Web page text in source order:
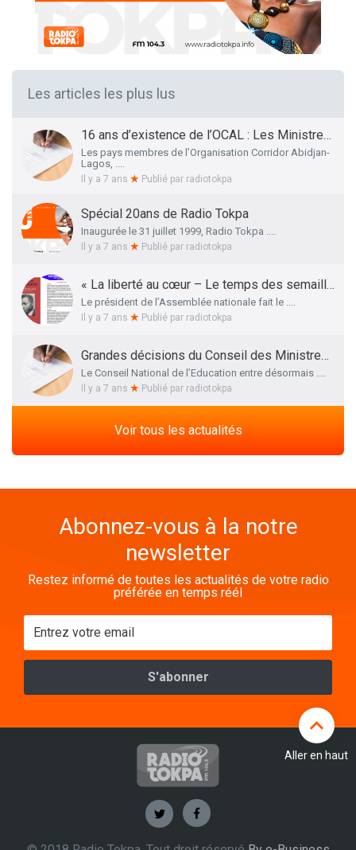
Les articles les plus lus
16 ans d’existence de l’OCAL : Les Ministres des Infrastructures et Transports et de la Santé présentent le bilan et les Perspectives
Les pays membres de l’Organisation Corridor Abidjan-
Lagos, ....
Il y a 7 ans Publié par radiotokpa
Spécial 20ans de Radio Tokpa
Inaugurée le 31 juillet 1999, Radio Tokpa ....
Il y a 7 ans Publié par radiotokpa
« La liberté au cœur – Le temps des semailles », l’essai autobiographique de Me Adrien HOUNGBEDJI rendu public
Le président de l’Assemblée nationale fait le ....
Il y a 7 ans Publié par radiotokpa
Grandes décisions du Conseil des Ministres de ce 27 Mars 2019 : La liste définitive des membres du Conseil National de l’Education dévoilée
Le Conseil National de l’Education entre désormais ....
Il y a 7 ans Publié par radiotokpa
Voir tous les actualités
Abonnez-vous à la notre
newsletter
Restez informé de toutes les actualités de votre radio
préférée en temps réél
Aller en haut